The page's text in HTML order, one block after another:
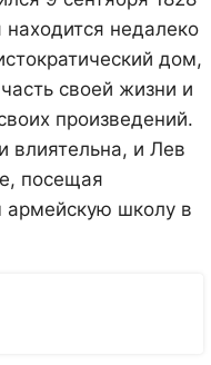
недалеко
дом,
своей жизни и
произведений.
влиятельна, и Лев
посещая
армейскую школу в